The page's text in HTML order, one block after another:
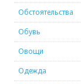
Обстоятельства
Обувь
Овощи
Одежда